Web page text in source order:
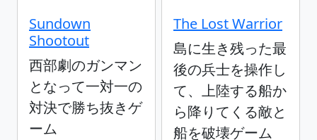
Sundown
Shootout
西部劇のガンマン
となって一対一の
対決で勝ち抜きゲ
ーム
The Lost Warrior
島に生き残った最
後の兵士を操作し
て、上陸する船か
ら降りてくる敵と
船を破壊ゲーム